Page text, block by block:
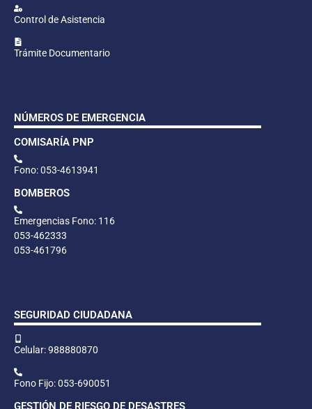
Control de Asistencia
Trámite Documentario
NÚMEROS DE EMERGENCIA
COMISARÍA PNP
Fono: 053-4613941
BOMBEROS
Emergencias Fono: 116
053-462333
053-461796
SEGURIDAD CIUDADANA
Celular: 988880870
Fono Fijo: 053-690051
GESTIÓN DE RIESGO DE DESASTRES